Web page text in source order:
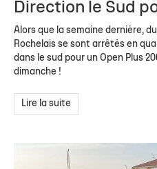
Direction le Sud
Alors que la semaine dernière,
Rochelais se sont arrêtés en
dans le sud pour un Open Plus
dimanche !
Lire la suite